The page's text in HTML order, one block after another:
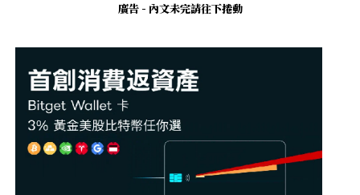
廣告 - 內文未完請往下捲動